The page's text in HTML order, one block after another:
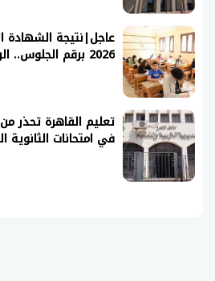
عاجل|نتيجة الشهادة
2026 برقم الجلوس.. الرابط وخطوات الاستعلام
تعليم القاهرة تحذر
في امتحانات الثانوية